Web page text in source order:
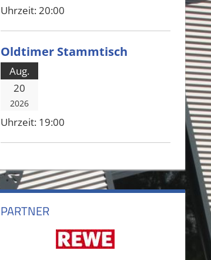
Uhrzeit: 20:00
Oldtimer Stammtisch
Aug.
20
2026
Uhrzeit: 19:00
PARTNER